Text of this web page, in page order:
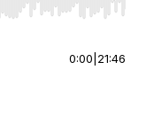
End to jump to
0:00 21:46